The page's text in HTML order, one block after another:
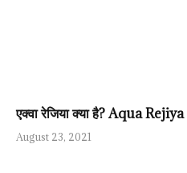
एक्वा रेजिया क्या है? Aqua
August 23, 2021